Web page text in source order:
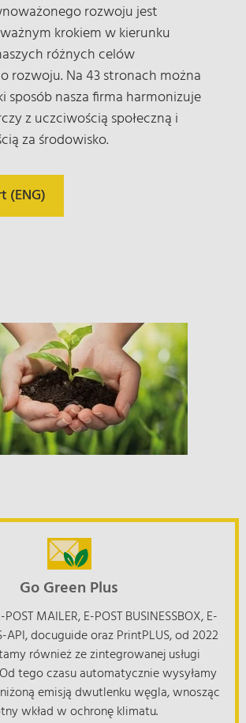
rozwoju jest
krokiem w kierunku
różnych celów
rozwoju. Na 43 stronach można
sposób nasza firma harmonizuje
z uczciwością społeczną i
za środowisko.
(ENG)
Go Green Plus
MAILER, E-POST BUSINESSBOX, E-
API, docuguide oraz PrintPLUS, od 2022
również ze zintegrowanej usługi
tego czasu automatycznie wysyłamy
emisją dwutlenku węgla, wnosząc
wkład w ochronę klimatu.